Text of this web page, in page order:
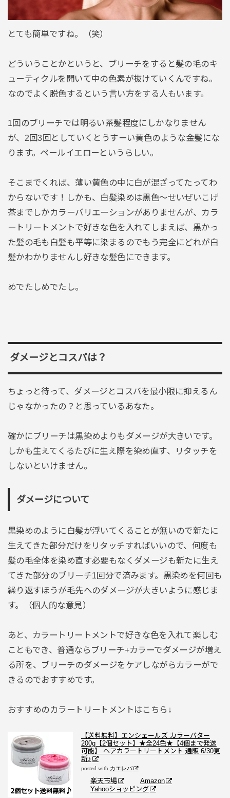
とても簡単ですね。（笑）
どういうことかというと、ブリーチをすると髪の毛のキ
ューティクルを開いて中の色素が抜けていくんですね。
なのでよく脱色するという言い方をする人もいます。
1回のブリーチでは明るい茶髪程度にしかなりません
が、2回3回としていくとうすーい黄色のような金髪にな
ります。ペールイエローというらしい。
そこまでくれば、薄い黄色の中に白が混ざってたってわ
からないです！しかも、白髪染めは黒色～せいぜいこげ
茶までしかカラーバリエーションがありませんが、カラ
ートリートメントで好きな色を入れてしまえば、黒かっ
た髪の毛も白髪も平等に染まるのでもう完全にどれが白
髪かわかりませんし好きな髪色にできます。
めでたしめでたし。
ダメージとコスパは？
ちょっと待って、ダメージとコスパを最小限に抑えるん
じゃなかったの？と思っているあなた。
確かにブリーチは黒染めよりもダメージが大きいです。
しかも生えてくるたびに生え際を染め直す、リタッチを
しないといけません。
ダメージについて
黒染めのように白髪が浮いてくることが無いので新たに
生えてきた部分だけをリタッチすればいいので、何度も
髪の毛全体を染め直す必要もなくダメージも新たに生え
てきた部分のブリーチ1回分で済みます。黒染めを何回も
繰り返すほうが毛先へのダメージが大きいように感じま
す。（個人的な意見）
あと、カラートリートメントで好きな色を入れて楽しむ
こともでき、普通ならブリーチ+カラーでダメージが増え
る所を、ブリーチのダメージをケアしながらカラーがで
きるのでおすすめです。
おすすめのカラートリートメントはこちら↓
【送料無料】エンシェールズ カラーバター
200g【2個セット】★全24色★【4個まで発送
可能】 ヘアカラートリートメント 通販 6/30更
新♪
posted with カエレバ
楽天市場
Amazon
Yahooショッピング